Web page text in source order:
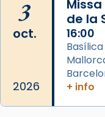
eterna”) són
frare Joan
que les santes
Mataró en
Foto
3
oct.
2026
de la
16:00
+ info